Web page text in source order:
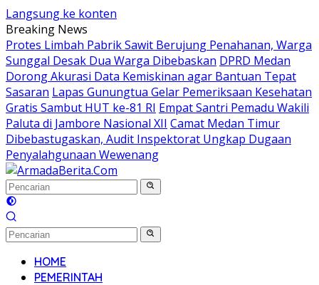
Langsung ke konten
Breaking News
Protes Limbah Pabrik Sawit Berujung Penahanan, Warga
Sunggal Desak Dua Warga Dibebaskan DPRD Medan
Dorong Akurasi Data Kemiskinan agar Bantuan Tepat
Sasaran Lapas Gunungtua Gelar Pemeriksaan Kesehatan
Gratis Sambut HUT ke-81 RI Empat Santri Pemadu Wakili
Paluta di Jambore Nasional XII Camat Medan Timur
Dibebastugaskan, Audit Inspektorat Ungkap Dugaan
Penyalahgunaan Wewenang
HOME
PEMERINTAH